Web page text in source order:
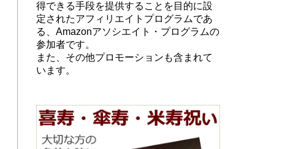
得できる手段を提供することを目的に設
定されたアフィリエイトプログラムであ
る、Amazonアソシエイト・プログラムの
参加者です。
また、その他プロモーションも含まれて
います。